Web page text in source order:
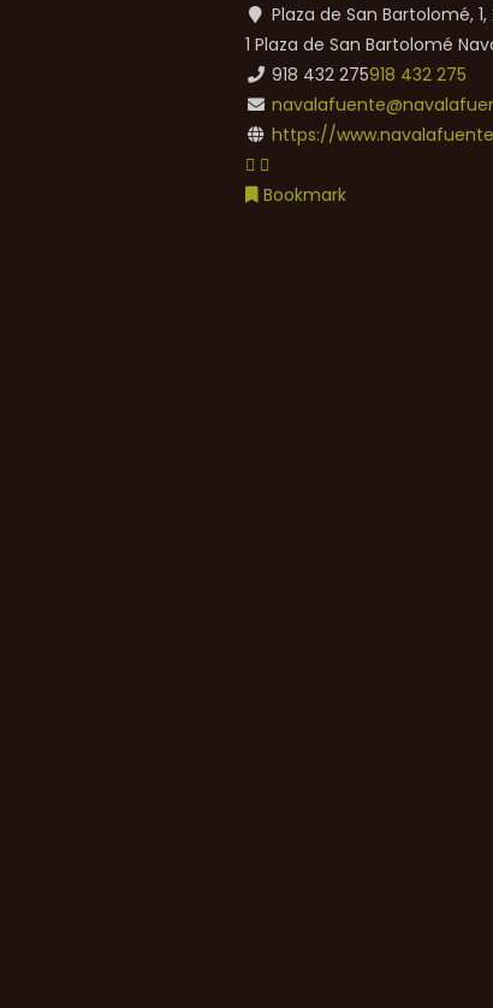
Plaza de San Bartolomé,
1 Plaza de San Bartolomé
918 432 275918 432 275
https://
Bookmark